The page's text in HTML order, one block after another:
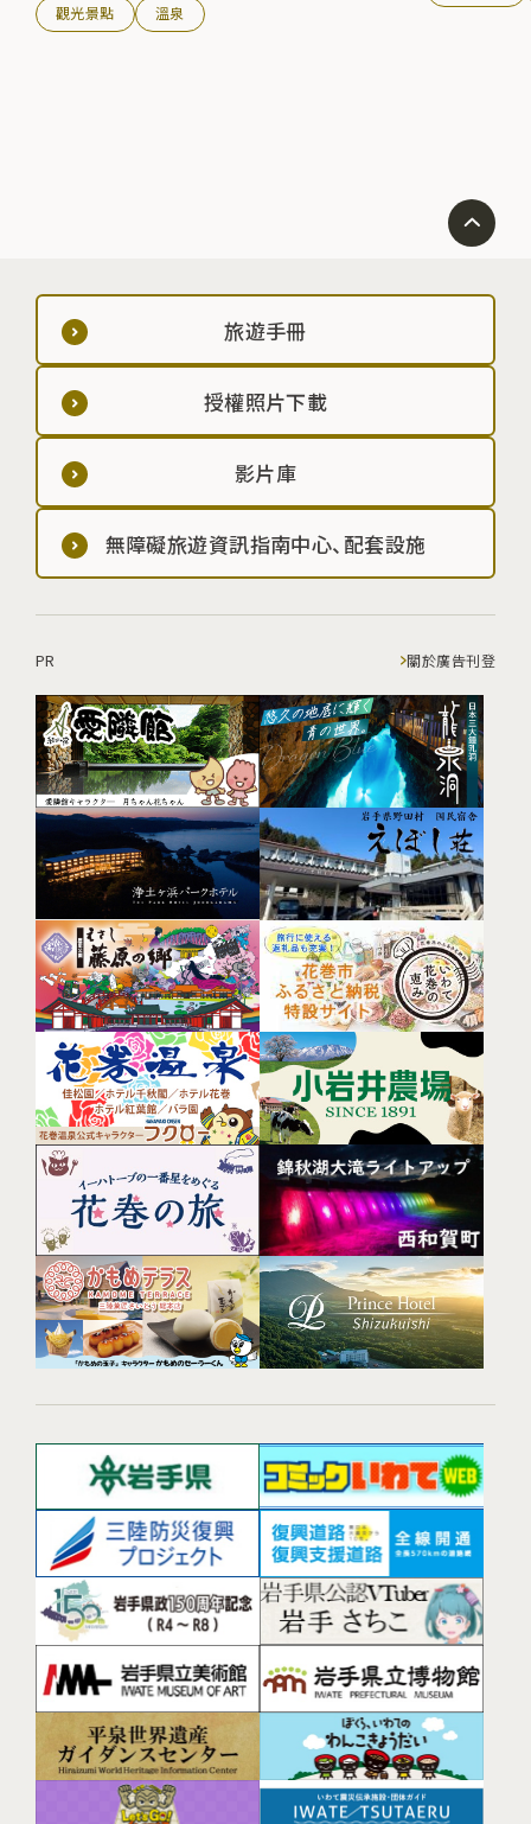
觀光景點 溫泉
旅遊手冊
授權照片下載
影片庫
無障礙旅遊資訊指南中心、配套設施
PR 關於廣告刊登